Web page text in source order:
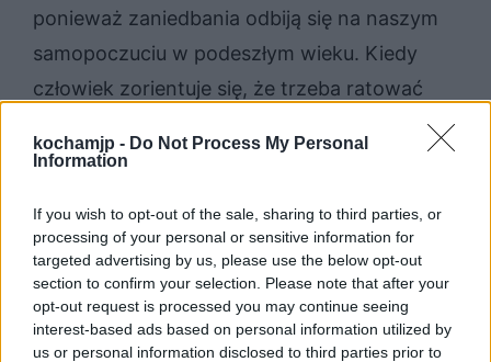
kochamjp - Do Not Process My Personal
Information
If you wish to opt-out of the sale, sharing to third parties, or
processing of your personal or sensitive information for
targeted advertising by us, please use the below opt-out
section to confirm your selection. Please note that after your
opt-out request is processed you may continue seeing
interest-based ads based on personal information utilized by
us or personal information disclosed to third parties prior to
ponieważ zaniedbania odbiją się na naszym
samopoczuciu w podeszłym wieku. Kiedy
człowiek zorientuje się, że trzeba ratować
swoje zdrowie i o nie zadbać, może być już
za późno.
Podsumowanie
Bajka „Człowiek i zdrowie” zwraca uwagę na
nasze codzienne zaniedbania. Nie
zastanawiamy się jak codzienna gonitwa i